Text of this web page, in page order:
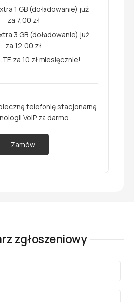
1 GB (doładowanie) już
za 7,00 zł
3 GB (doładowanie) już
za 12,00 zł
za 10 zł miesięcznie!
telefonię stacjonarną
VoIP za darmo
Zamów
zgłoszeniowy